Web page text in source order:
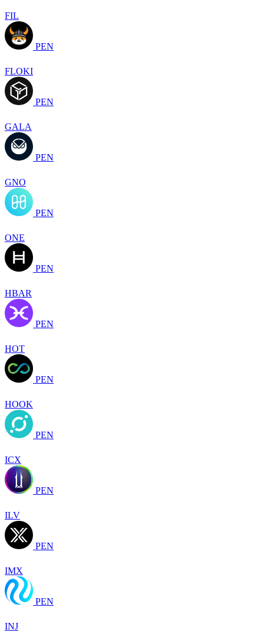
FIL
PEN
FLOKI
PEN
GALA
PEN
GNO
PEN
ONE
PEN
HBAR
PEN
HOT
PEN
HOOK
PEN
ICX
PEN
ILV
PEN
IMX
PEN
INJ